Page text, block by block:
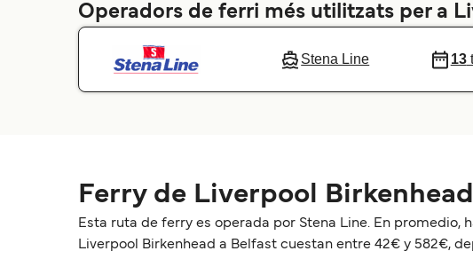
Operadors de ferri més utilitzats per a
Stena Line 13
Ferry de Liverpool
Esta ruta de ferry es operada por Stena Line. En
Liverpool Birkenhead a Belfast cuestan entre 42€ y 582€,